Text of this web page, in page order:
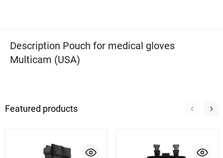
Description Pouch for medical gloves
Multicam (USA)
Featured products